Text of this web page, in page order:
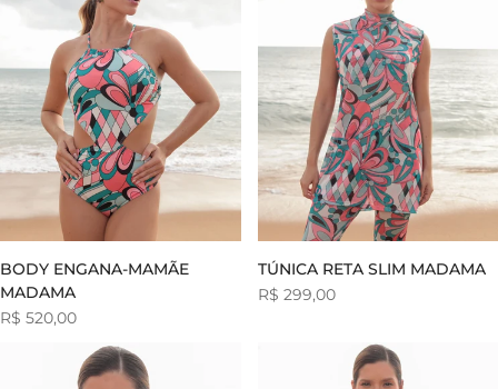
BODY ENGANA-MAMÃE
MADAMA
Preço
R$ 520,00
TÚNICA RETA SLIM MADAMA
Preço
R$ 299,00